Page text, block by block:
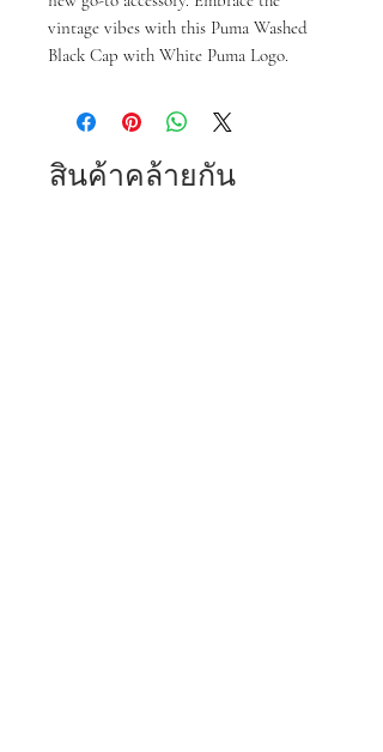
vintage vibes with this Puma Washed
Black Cap with White Puma Logo.
สินค้าคล้ายกัน